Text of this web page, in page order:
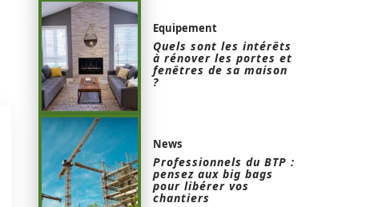
Equipement
Quels sont les intérêts
à rénover les portes et
fenêtres de sa maison
?
News
Professionnels du BTP :
pensez aux big bags
pour libérer vos
chantiers